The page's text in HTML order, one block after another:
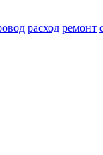
расход ремонт